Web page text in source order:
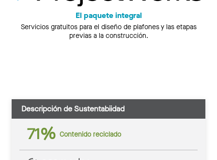
El paquete integral
Servicios gratuitos para el diseño de plafones y las etapas
previas a la construcción.
Descripción de Sustentabiidad
71% Contenido reciclado